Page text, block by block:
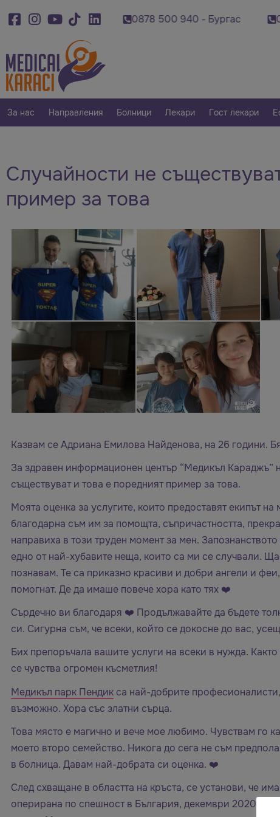
920 - Варна 0878 500 940 - Бургас 0879
За нас Направления Болници Лекари Гост лекари
Случайности не
пример за това
Казвам се Адриана Емилова Найденова, на 26 години.
За здравен информационен център “Медикъл Караджъ”
съществуват и това е поредният пример за това.
Моята оценка за услугите, които предоставят екипът
благодарна съм им за помощта, съпричастността,
направиха в този труден момент за мен.
едно от най-хубавите неща, които са ми се случвали.
познавам. Те са приказно красиви и добри ангели и
помогнат. Де да имаше повече хора като тях ❤️
Сърдечно ви благодаря ❤️ Продължавайте да бъдете
си. Сигурна съм, че всеки, който се докосне до вас,
Бих препоръчала вашите услуги на всеки в нужда.
се чувства огромен късметлия!
Медикъл парк Пендик са най-добрите
възможно. Хора със златни сърца.
Това място е магично и вече мое любимо. Чувствам го
моето второ семейство. Никога до сега не съм
в болница. Давам най-добрата си оценка. ❤️
След схващане в областта на кръста, се установи, че
оперирана по спешност в България, декември 2020, тъй